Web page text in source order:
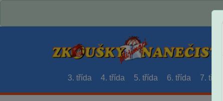
3. třída 4. třída 5. třída 6. třída 7. třída